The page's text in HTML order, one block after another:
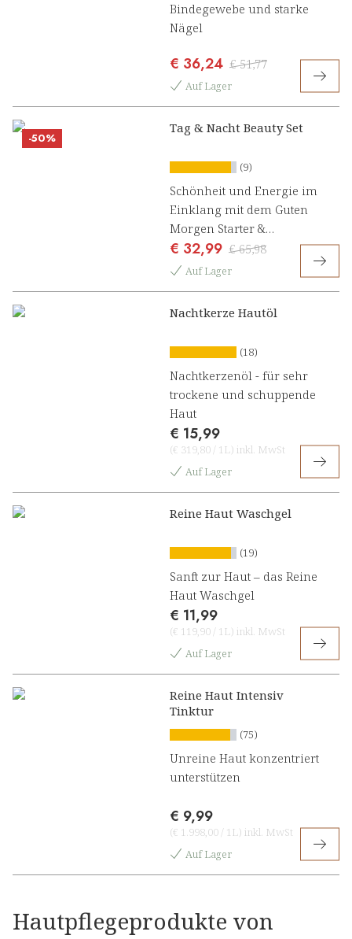
Bindegewebe und starke
Nägel
€ 36,24 € 51,77
Auf Lager
-50%
Tag & Nacht Beauty Set
(9)
Schönheit und Energie im
Einklang mit dem Guten
Morgen Starter &
Nachtzauber Beauty Komplex
€ 32,99 € 65,98
Auf Lager
Nachtkerze Hautöl
(18)
Nachtkerzenöl - für sehr
trockene und schuppende
Haut
€ 15,99
(€ 319,80 / 1L) inkl. MwSt
Auf Lager
Reine Haut Waschgel
(19)
Sanft zur Haut – das Reine
Haut Waschgel
€ 11,99
(€ 119,90 / 1L) inkl. MwSt
Auf Lager
Reine Haut Intensiv
Tinktur
(75)
Unreine Haut konzentriert
unterstützen
€ 9,99
(€ 1.998,00 / 1L) inkl. MwSt
Auf Lager
Hautpflegeprodukte von